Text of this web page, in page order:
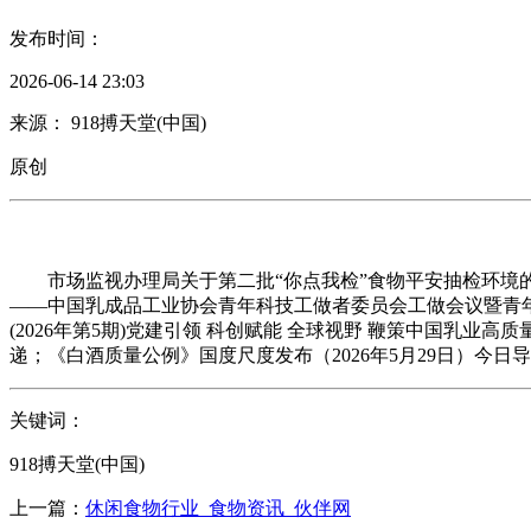
发布时间：
2026-06-14 23:03
来源： 918搏天堂(中国)
原创
市场监视办理局关于第二批“你点我检”食物平安抽检环境
——中国乳成品工业协会青年科技工做者委员会工做会议暨青
(2026年第5期)党建引领 科创赋能 全球视野 鞭策中国乳业高
递；《白酒质量公例》国度尺度发布（2026年5月29日）今日
关键词：
918搏天堂(中国)
上一篇： 休闲食物行业_食物资讯_伙伴网